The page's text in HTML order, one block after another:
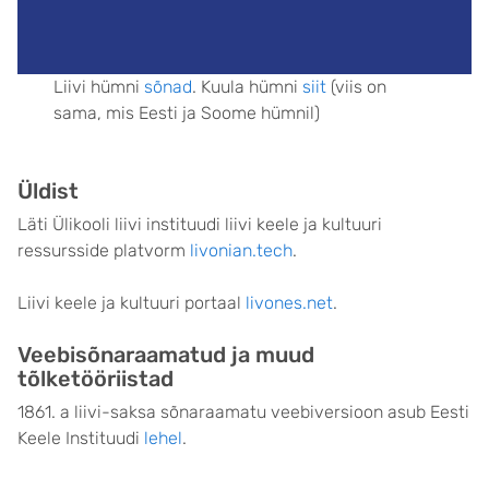
Liivi hümnisõnad. Kuula hümnisiit (viis on
sama, mis Eesti ja Soome hümnil)
Üldist
Läti Ülikooli liivi instituudi liivi keele ja kultuuri
ressursside platvorm livonian.tech.
Liivi keele ja kultuuri portaal livones.net.
Veebisõnaraamatud ja muud
tõlketööriistad
1861. a liivi-saksa sõnaraamatu veebiversioon asub Eesti
Keele Instituudi lehel.